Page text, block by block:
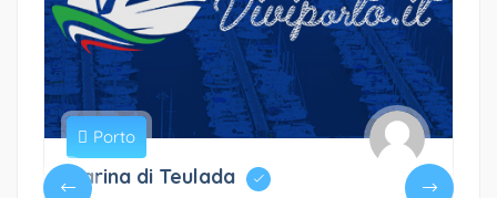
Porto
Marina di Teulada